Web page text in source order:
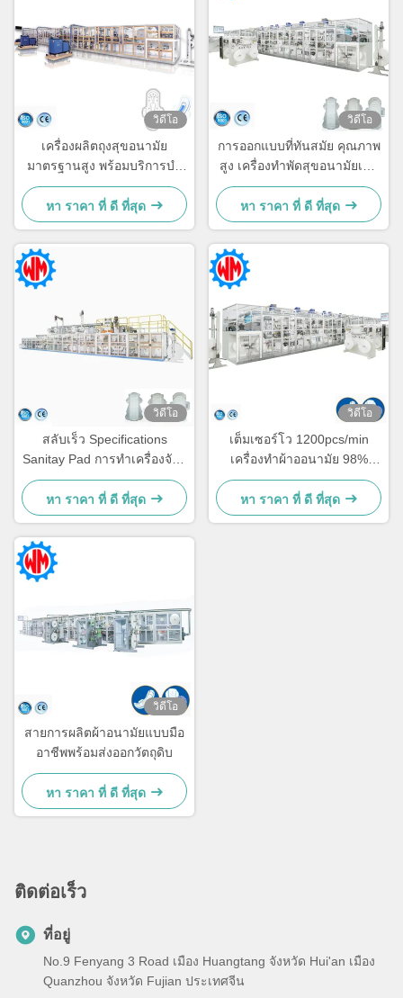
วิดีโอ
เครื่องผลิตถุงสุขอนามัย
มาตรฐานสูง พร้อมบริการบํา
รุงรักษาและซ่อมแซมพื้นที่
หา ราคา ที่ ดี ที่สุด
วิดีโอ
การออกแบบที่ทันสมัย คุณภาพ
สูง เครื่องทําพัดสุขอนามัยเต็ม
เซอร์โว 1500 ชิ้น/นาที
หา ราคา ที่ ดี ที่สุด
วิดีโอ
สลับเร็ว Specifications
Sanitay Pad การทําเครื่องจักร
5 ขนาดตามต้องการ
หา ราคา ที่ ดี ที่สุด
วิดีโอ
เต็มเซอร์โว 1200pcs/min
เครื่องทําผ้าออนามัย 98%
ประสิทธิภาพ การผลิตคงที่
หา ราคา ที่ ดี ที่สุด
วิดีโอ
สายการผลิตผ้าอนามัยแบบมือ
อาชีพพร้อมส่งออกวัตถุดิบ
หา ราคา ที่ ดี ที่สุด
ติดต่อเร็ว
ที่อยู่
No.9 Fenyang 3 Road เมือง Huangtang จังหวัด Hui'an เมือง
Quanzhou จังหวัด Fujian ประเทศจีน